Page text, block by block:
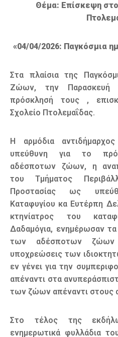
Θέμα: Επίσκεψη
«04/04/2026: Παγκόσμια
Στα πλαίσια της
Ζώων, την Παρασκευή
πρόσκλησή τους ,
Σχολείο Πτολεμαΐδας.
Η αρμόδια
υπεύθυνη για το
αδέσποτων ζώων, η
του Τμήματος
Προστασίας ως
Καταφυγίου κα Ευτέρπη
κτηνίατρος του
Δαδαμόγια, ενημέρωσαν τα
των αδέσποτων ζώων
υποχρεώσεις των
εν γένει για την
απέναντι στα
των ζώων απέναντι στους
Στο τέλος της
ενημερωτικά φυλλάδια